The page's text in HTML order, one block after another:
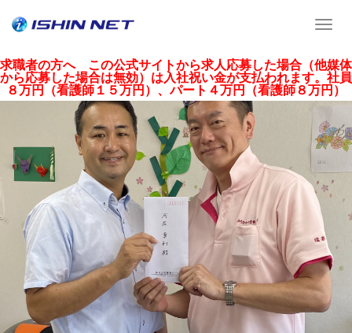
求職者の方へ この公式サイトから求人応募した場合（他媒体
から応募した場合は無効）は入社祝い金が支払われます。社員
８万円（看護師１５万円）、パート４万円（看護師８万円）
T
g
g
l
n
a
v
i
g
t
i
o